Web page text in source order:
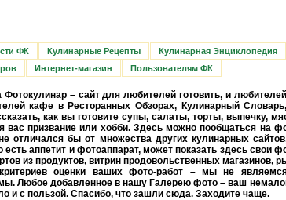
ФК Кулинарные Рецепты Кулинарная Энциклопедия
Интернет-магазин Пользователям ФК
– сайт для любителей готовить, и
кафе в Ресторанных Обзорах, Кулинарный
как вы готовите супы, салаты, торты, выпечку,
вас призвание или хобби. Здесь можно пообщаться на
отличался бы от множества других кулинарных
есть аппетит и фотоаппарат, может показать здесь
из продуктов, витрин продовольственных магазинов,
оценки ваших фото-работ – мы не
Любое добавленное в нашу Галерею фото – ваш
и с пользой. Спасибо, что зашли сюда. Заходите чаще.